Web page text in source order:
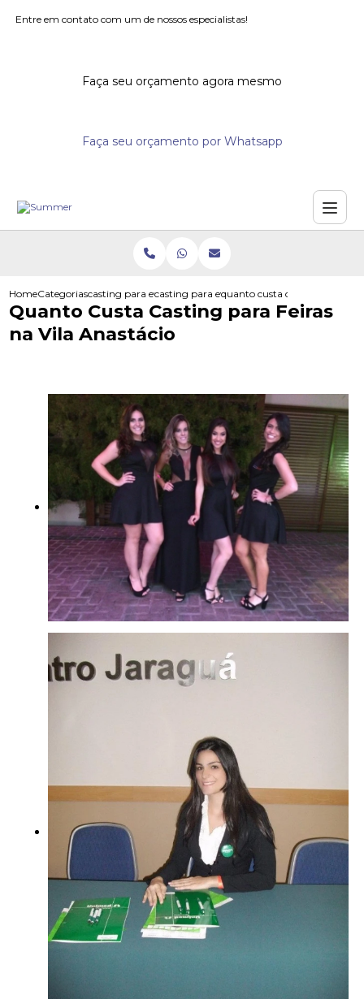
Entre em contato com um de nossos especialistas!
Faça seu orçamento agora mesmo
Faça seu orçamento por Whatsapp
HomeCategoriascasting para eventoscasting para eventos corporativos
quanto custa casting para
Quanto Custa Casting para Feiras
na Vila Anastácio